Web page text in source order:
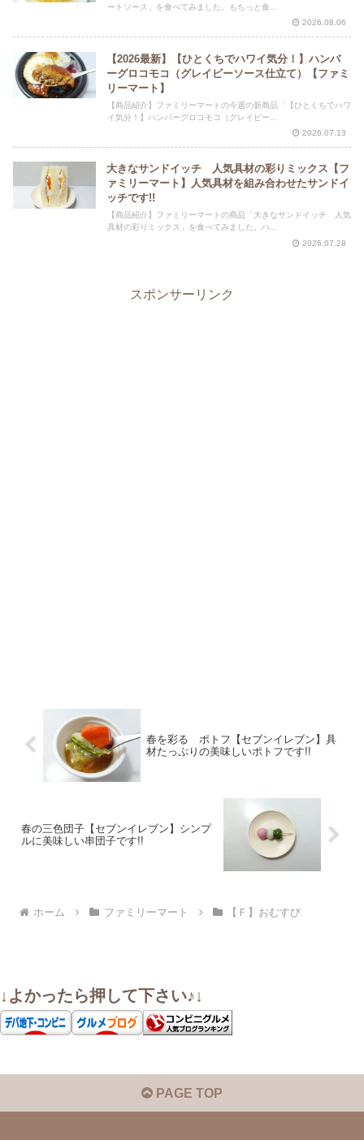
ートソース」を食べてみました。もちっと食...
2026.08.06
【2026最新】【ひとくちでハワイ気分！】ハンバ
ーグロコモコ（グレイビーソース仕立て）【ファミ
リーマート】
【商品紹介】ファミリーマートの今週の新商品「【ひとくちでハワ
イ気分！】ハンバーグロコモコ（グレイビー...
2026.07.13
大きなサンドイッチ 人気具材の彩りミックス【フ
ァミリーマート】人気具材を組み合わせたサンドイ
ッチです!!
【商品紹介】ファミリーマートの商品「大きなサンドイッチ 人気
具材の彩りミックス」を食べてみました。ハ...
2026.07.28
スポンサーリンク
春を彩る ポトフ【セブンイレブン】具
材たっぷりの美味しいポトフです!!
春の三色団子【セブンイレブン】シンプ
ルに美味しい串団子です!!
ホーム ファミリーマート 【Ｆ】おむすび
↓よかったら押して下さい♪↓
PAGE TOP